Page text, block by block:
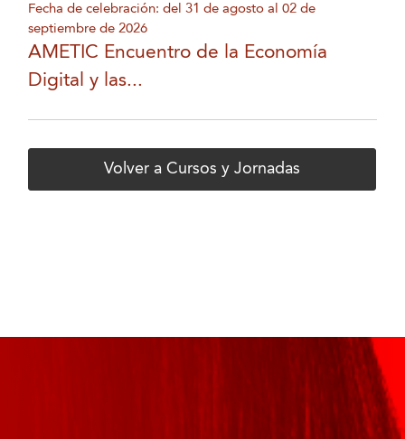
Fecha de celebración: del 31 de agosto al 02 de
septiembre de 2026
AMETIC Encuentro de la Economía
Digital y las...
Volver a Cursos y Jornadas